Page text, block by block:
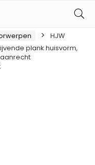
HJW
plank huisvorm,